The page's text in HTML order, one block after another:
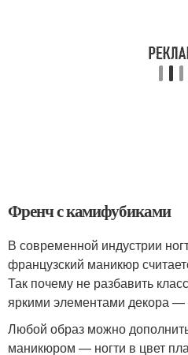
Френч с камифубиками
В современной индустрии
французский маникюр
Так почему не разбавить
яркими элементами декора —
Любой образ можно
маникюром — ногти в цвет